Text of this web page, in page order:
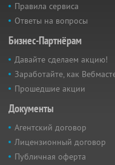
Правила сервиса
Ответы на вопросы
Бизнес-Партнёрам
Давайте сделаем акцию!
Заработайте, как
Прошедшие акции
Документы
Агентский договор
Лицензионный договор
Публичная оферта